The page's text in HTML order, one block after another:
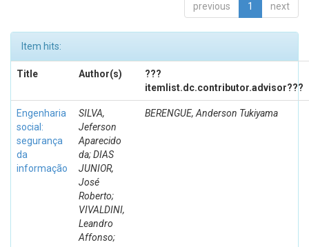
previous 1 next
Item hits:
Title Author(s)
???
itemlist.dc.contributor.advisor???
Engenharia
social:
segurança
da
informação
SILVA,
Jeferson
Aparecido
da; DIAS
JUNIOR,
José
Roberto;
VIVALDINI,
Leandro
Affonso;
BERENGUE, Anderson Tukiyama